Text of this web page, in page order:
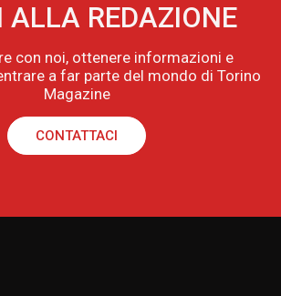
ALLA REDAZIONE
con noi, ottenere informazioni e
a far parte del mondo di Torino
Magazine
CONTATTACI